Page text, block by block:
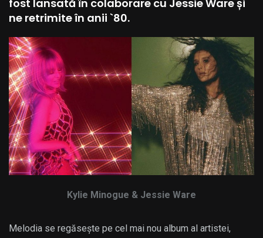
fost lansată în colaborare cu Jessie Ware și
ne retrimite în anii `80.
Kylie Minogue & Jessie Ware
Melodia se regăsește pe cel mai nou album al artistei,